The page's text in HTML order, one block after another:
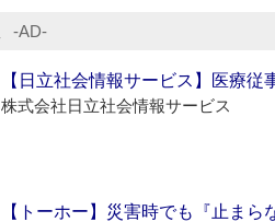
‐AD‐
【日立社会情報サービス】医療
株式会社日立社会情報サービス
【トーホー】災害時でも『止ま